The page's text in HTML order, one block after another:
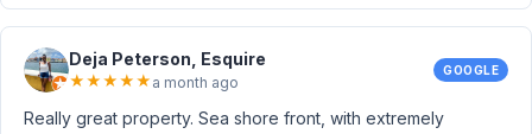
Deja Peterson, Esquire
★★★★★ a month ago
GOOGLE
Really great property. Sea shore front, with extremely